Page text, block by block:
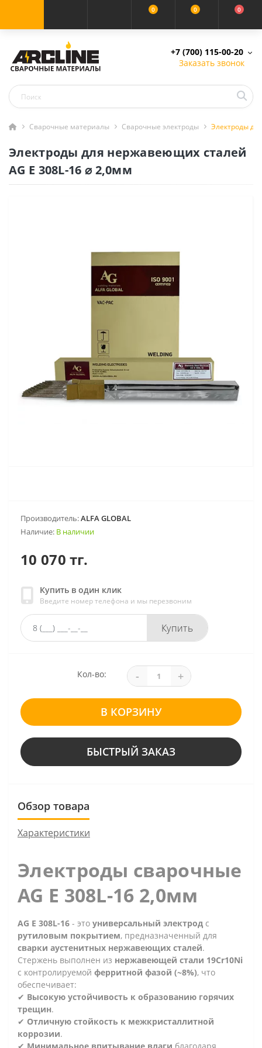
0 0 0
+7 (700) 115-00-20
Заказать звонок
Сварочные материалы Сварочные электроды Электроды
Электроды для нержавеющих сталей
AG E 308L-16 ⌀ 2,0мм
Производитель:ALFA GLOBAL
Наличие: В наличии
10 070 тг.
Купить в один клик
Введите номер телефона и мы перезвоним
Купить
Кол-во: - +
В КОРЗИНУ
БЫСТРЫЙ ЗАКАЗ
Обзор товара
Характеристики
Электроды сварочные
AG E 308L-16 2,0мм
AG E 308L-16 - это универсальный электрод с
рутиловым покрытием, предназначенный для
сварки аустенитных нержавеющих сталей.
Стержень выполнен из нержавеющей стали 19Cr10Ni
с контролируемой ферритной фазой (~8%), что
обеспечивает:
✔ Высокую устойчивость к образованию горячих
трещин.
✔ Отличную стойкость к межкристаллитной
коррозии.